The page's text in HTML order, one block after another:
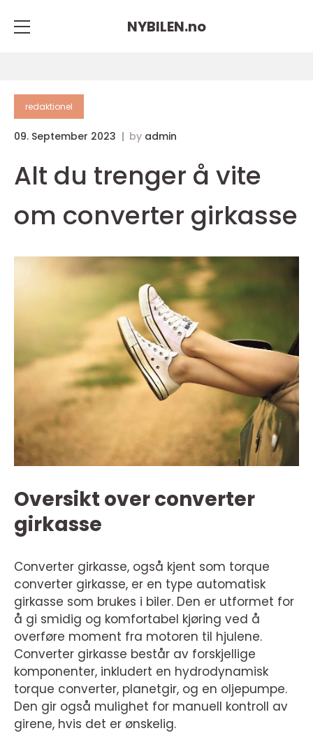
NYBILEN.no
redaktionel
09. September 2023 by admin
Alt du trenger å vite
om converter girkasse
Oversikt over converter
girkasse
Converter girkasse, også kjent som torque
converter girkasse, er en type automatisk
girkasse som brukes i biler. Den er utformet for
å gi smidig og komfortabel kjøring ved å
overføre moment fra motoren til hjulene.
Converter girkasse består av forskjellige
komponenter, inkludert en hydrodynamisk
torque converter, planetgir, og en oljepumpe.
Den gir også mulighet for manuell kontroll av
girene, hvis det er ønskelig.